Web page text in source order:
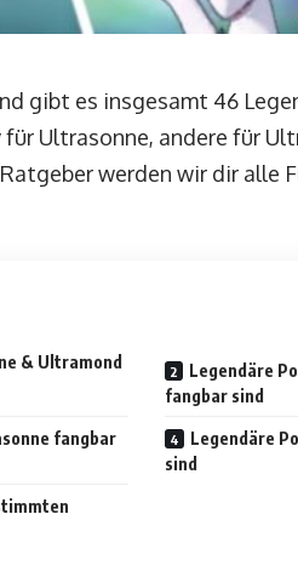
gibt es insgesamt 46
Ultrasonne, andere für
werden wir dir alle
& Ultramond
Legendäre
fangbar sind
fangbar
Legendäre
sind